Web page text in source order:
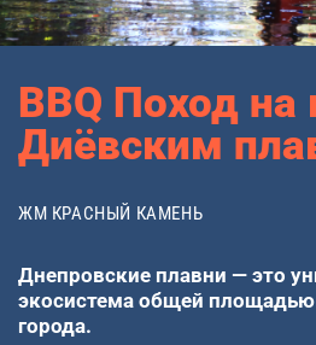
BBQ Поход на
Диёвским
ЖМ КРАСНЫЙ КАМЕНЬ
Днепровские плавни — это
экосистема общей
города.